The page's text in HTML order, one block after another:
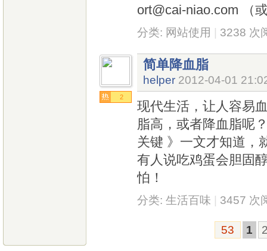
ort@cai-niao.com （
分类: 网站使用 3238 次
2
简单降血脂
helper 2012-04-01
现代生活，让人容易
脂高，或者降血脂呢
关键 》一文才知道，
有人说吃鸡蛋会胆固
怕！
分类: 生活百味 3457 次
53 1